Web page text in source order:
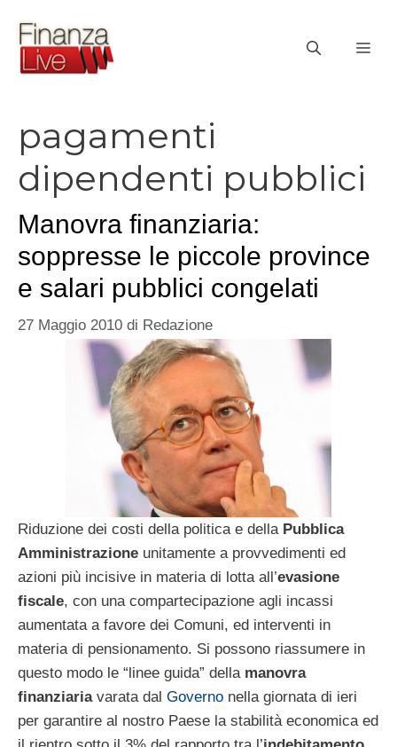
contenuto
pagamenti
dipendenti pubblici
Manovra finanziaria:
soppresse le piccole province
e salari pubblici congelati
27 Maggio 2010 di Redazione
Riduzione dei costi della politica e della Pubblica
Amministrazione unitamente a provvedimenti ed
azioni più incisive in materia di lotta all’evasione
fiscale, con una compartecipazione agli incassi
aumentata a favore dei Comuni, ed interventi in
materia di pensionamento. Si possono riassumere in
questo modo le “linee guida” della manovra
finanziariavarata dal Governo nella giornata di ieri
per garantire al nostro Paese la stabilità economica ed